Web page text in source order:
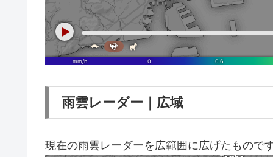
雨雲レーダー｜広域
現在の雨雲レーダーを広範囲に広げたもので